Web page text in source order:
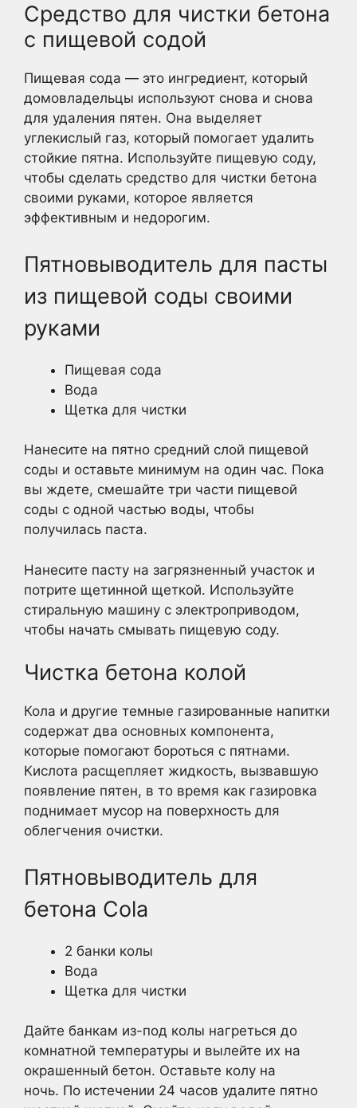
Средство для чистки бетона
с пищевой содой
Пищевая сода — это ингредиент, который
домовладельцы используют снова и снова
для удаления пятен. Она выделяет
углекислый газ, который помогает удалить
стойкие пятна. Используйте пищевую соду,
чтобы сделать средство для чистки бетона
своими руками, которое является
эффективным и недорогим.
Пятновыводитель для пасты
из пищевой соды своими
руками
Пищевая сода
Вода
Щетка для чистки
Нанесите на пятно средний слой пищевой
соды и оставьте минимум на один час. Пока
вы ждете, смешайте три части пищевой
соды с одной частью воды, чтобы
получилась паста.
Нанесите пасту на загрязненный участок и
потрите щетинной щеткой. Используйте
стиральную машину с электроприводом,
чтобы начать смывать пищевую соду.
Чистка бетона колой
Кола и другие темные газированные напитки
содержат два основных компонента,
которые помогают бороться с пятнами.
Кислота расщепляет жидкость, вызвавшую
появление пятен, в то время как газировка
поднимает мусор на поверхность для
облегчения очистки.
Пятновыводитель для
бетона Cola
2 банки колы
Вода
Щетка для чистки
Дайте банкам из-под колы нагреться до
комнатной температуры и вылейте их на
окрашенный бетон. Оставьте колу на
ночь. По истечении 24 часов удалите пятно